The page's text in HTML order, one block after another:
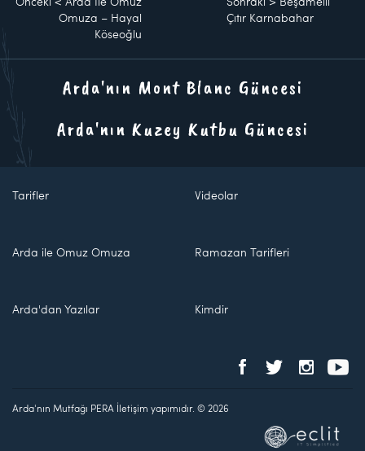
Omuza – Hayal
Köseoğlu
Çıtır Karnabahar
Arda'nın Mont Blanc Güncesi
Arda'nın Kuzey Kutbu Güncesi
Tarifler Videolar
Arda ile Omuz Omuza Ramazan Tarifleri
Arda'dan Yazılar Kimdir
Arda'nın Mutfağı PERA İletişim yapımıdır. © 2026